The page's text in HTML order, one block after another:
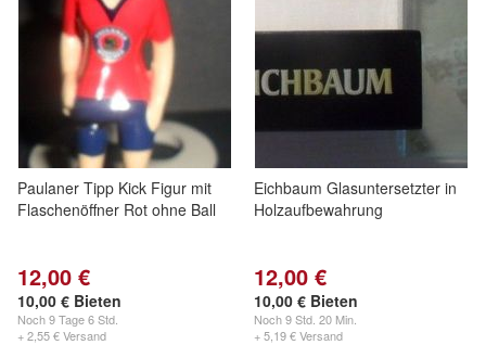
Paulaner Tipp Kick Figur mit
Flaschenöffner Rot ohne Ball
12,00 €
10,00 € Bieten
Noch9 Tage 6 Std.
+ 2,55 € Versand
Eichbaum Glasuntersetzter in
Holzaufbewahrung
12,00 €
10,00 € Bieten
Noch9 Std. 20 Min.
+ 5,19 € Versand